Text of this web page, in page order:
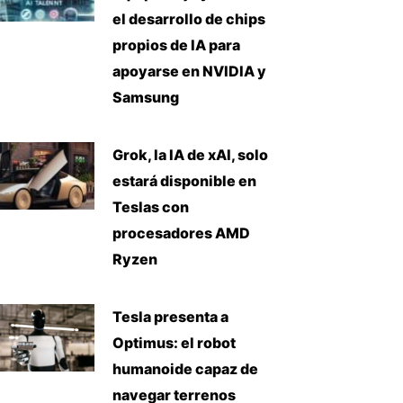
el desarrollo de chips
propios de IA para
apoyarse en NVIDIA y
Samsung
Grok, la IA de xAI, solo
estará disponible en
Teslas con
procesadores AMD
Ryzen
Tesla presenta a
Optimus: el robot
humanoide capaz de
navegar terrenos